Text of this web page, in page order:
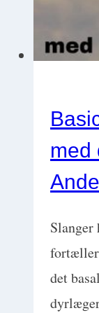
med
Slanger
fortæller
det